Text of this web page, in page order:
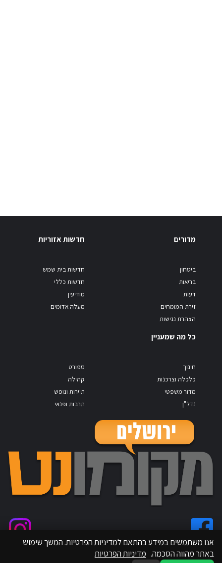
מדורים
ביטחון
בריאות
דעות
זירת המומחים
הצהרת נגישות
חדשות אזוריות
חדשות בית שמש
חדשות כללי
מודיעין
מעלה אדומים
כל מה שמעניין
חינוך
כלכלה וצרכנות
מדור משפטי
נדל"ן
ספורט
קהילה
תיירות ונופש
תרבות ופנאי
אנו משתמשים במידע בהתאם למדיניות הפרטיות. המשך שימוש
באתר מהווה הסכמה. מדיניות הפרטיות